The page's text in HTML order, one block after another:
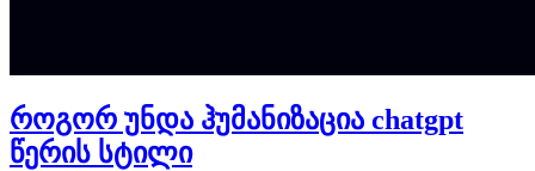
როგორ უნდა ჰუმანიზაცია chatgpt
წერის სტილი